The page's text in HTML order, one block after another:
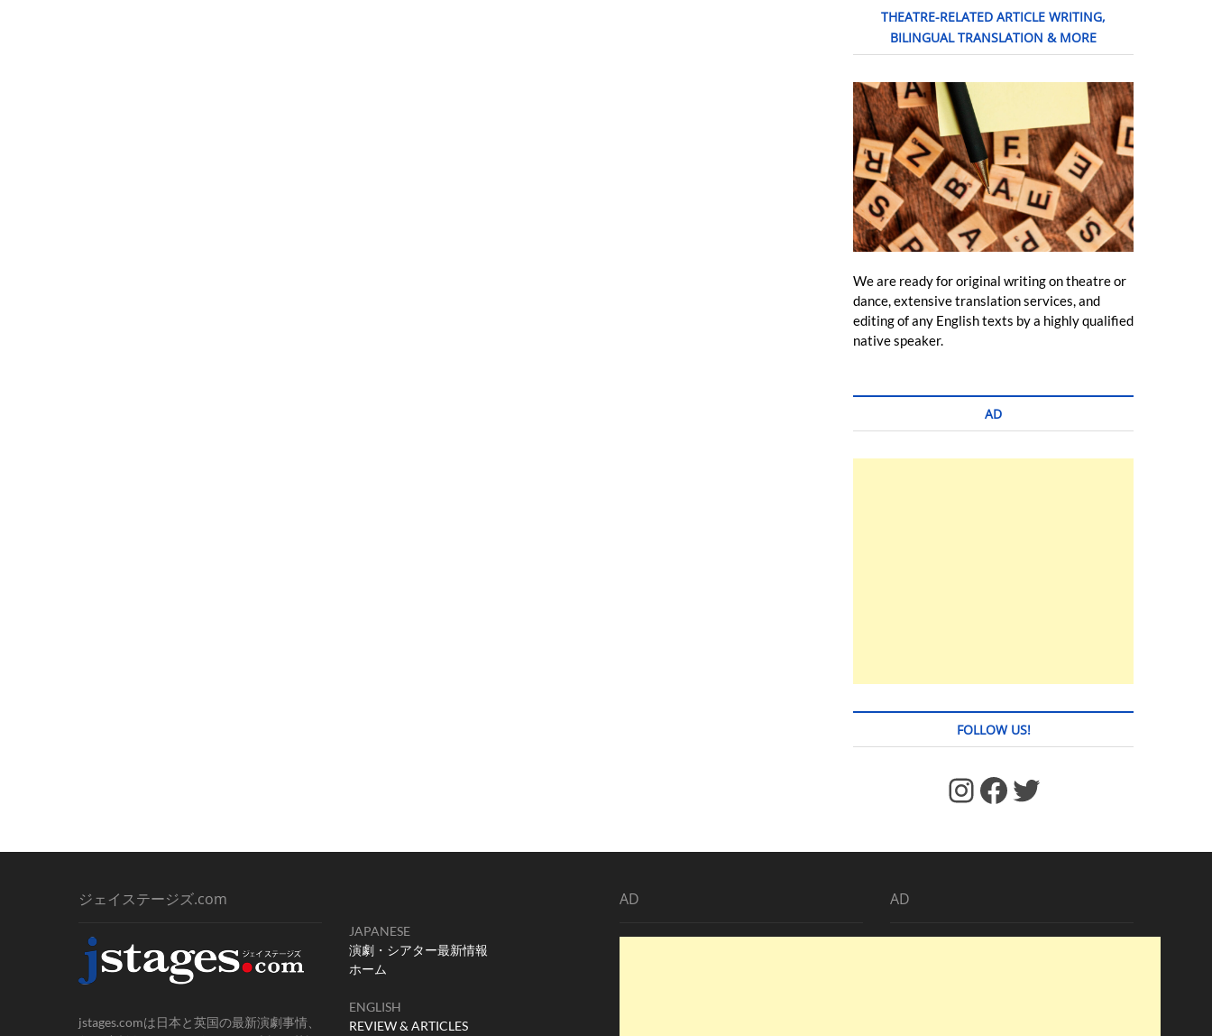
THEATRE-RELATED ARTICLE WRITING,
BILINGUAL TRANSLATION & MORE
We are ready for original writing on theatre or
dance, extensive translation services, and
editing of any English texts by a highly qualified
native speaker.
AD
FOLLOW US!
https://www.facebook.com/jstages/ Facebook Twitter
ジェイステージズ.com
jstages.comは日本と英国の最新演劇事情、
JAPANESE
演劇・シアター最新情報
ホーム
ENGLISH
REVIEW & ARTICLES
AD AD